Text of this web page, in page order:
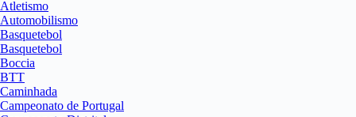
Atletismo
Automobilismo
Basquetebol
Basquetebol
Boccia
BTT
Caminhada
Campeonato de Portugal